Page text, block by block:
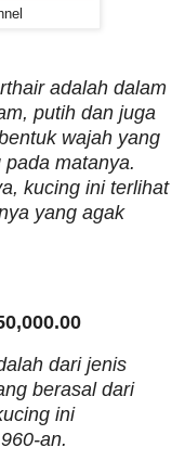
adalah dalam
putih dan juga
wajah yang
matanya.
kucing ini terlihat
yang agak
dari jenis
berasal dari
ini
an.